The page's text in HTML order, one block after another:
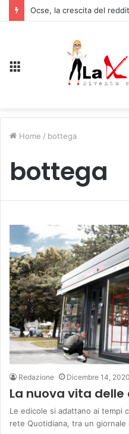
Home / bottega
bottega
Redazione Dicembre 14, 2020
La nuova vita delle
Le edicole si adattano ai tempi
rete Quotidiana, tra un giornale